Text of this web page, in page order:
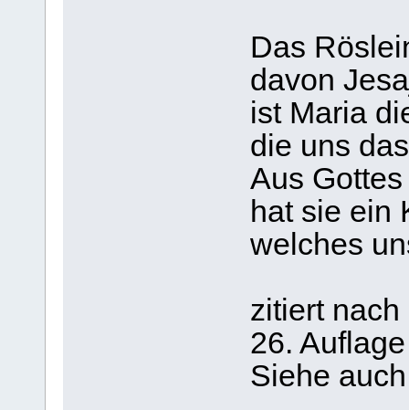
Das
davon
ist Maria
die uns
Aus
hat sie ein
welches
zitiert nach
26.
Siehe